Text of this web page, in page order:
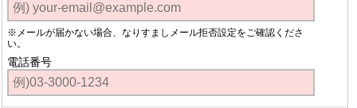
※メールが届かない場合、なりすましメール拒否設定をご確認くださ
い。
電話番号